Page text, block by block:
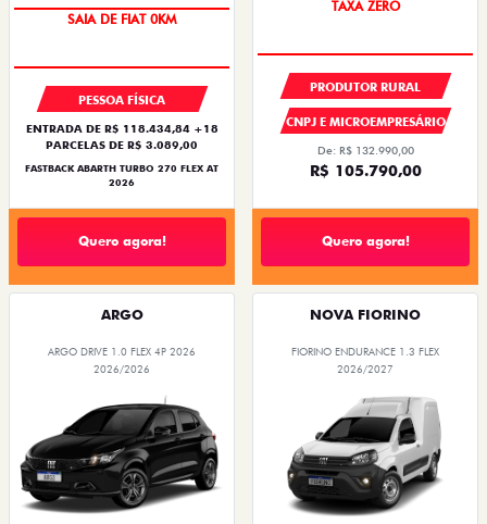
SAIA DE FIAT 0KM
PESSOA FÍSICA
ENTRADA DE R$ 118.434,84 +18
PARCELAS DE R$ 3.089,00
FASTBACK ABARTH TURBO 270 FLEX AT
2026
Quero agora!
TAXA ZERO
PRODUTOR RURAL
CNPJ E MICROEMPRESÁRIO
De: R$ 132.990,00
R$ 105.790,00
Quero agora!
ARGO
ARGO DRIVE 1.0 FLEX 4P 2026
2026/2026
NOVA FIORINO
FIORINO ENDURANCE 1.3 FLEX
2026/2027